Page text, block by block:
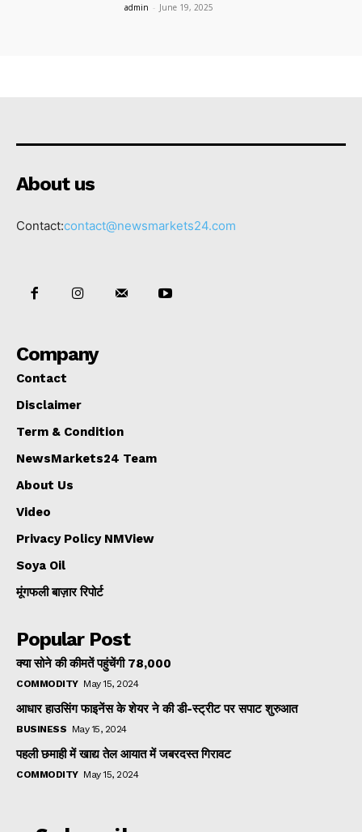
admin - June 19, 2025
About us
Contact:contact@newsmarkets24.com
Company
Contact
Disclaimer
Term & Condition
NewsMarkets24 Team
About Us
Video
Privacy Policy NMView
Soya Oil
मूंगफली बाज़ार रिपोर्ट
Popular Post
क्या सोने की कीमतें पहुंचेंगी ₹78,000
COMMODITY May 15, 2024
आधार हाउसिंग फाइनेंस के शेयर ने की डी-स्ट्रीट पर सपाट शुरुआत
BUSINESS May 15, 2024
पहली छमाही में खाद्य तेल आयात में जबरदस्त गिरावट
COMMODITY May 15, 2024